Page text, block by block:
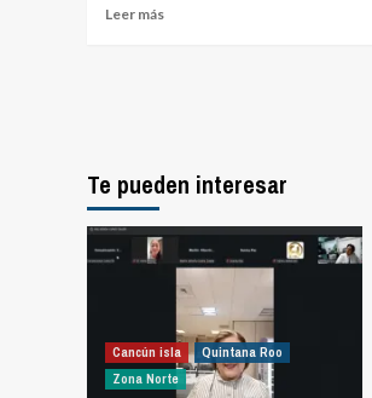
Leer más
Te pueden interesar
Cancún isla
Quintana Roo
Zona Norte